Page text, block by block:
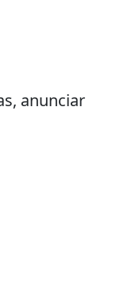
anunciar